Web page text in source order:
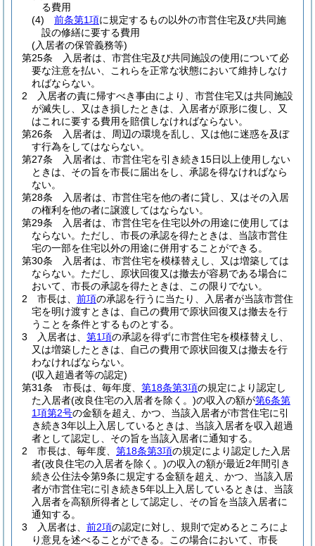
る費用
(4)
前条第1項に規定するもの以外の市営住宅及び共同施
設の修繕に要する費用
(入居者の保管義務等)
第25条
入居者は、市営住宅及び共同施設の使用について必
要な注意を払い、これらを正常な状態において維持しなけ
ればならない。
2
入居者の責に帰すべき事由により、市営住宅又は共同施設
が滅失し、又はき損したときは、入居者が原形に復し、又
はこれに要する費用を賠償しなければならない。
第26条
入居者は、周辺の環境を乱し、又は他に迷惑を及ぼ
す行為をしてはならない。
第27条
入居者は、市営住宅を引き続き15日以上使用しない
ときは、その旨を市長に届出をし、承認を得なければなら
ない。
第28条
入居者は、市営住宅を他の者に貸し、又はその入居
の権利を他の者に譲渡してはならない。
第29条
入居者は、市営住宅を住宅以外の用途に使用しては
ならない。 ただし、市長の承認を得たときは、当該市営住
宅の一部を住宅以外の用途に併用することができる。
第30条
入居者は、市営住宅を模様替えし、又は増築しては
ならない。 ただし、原状回復又は撤去が容易である場合に
おいて、市長の承認を得たときは、この限りでない。
2
市長は、 前項の承認を行うに当たり、入居者が当該市営住
宅を明け渡すときは、自己の費用で原状回復又は撤去を行
うことを条件とするものとする。
3
入居者は、 第1項の承認を得ずに市営住宅を模様替えし、
又は増築したときは、自己の費用で原状回復又は撤去を行
わなければならない。
(収入超過者等の認定)
第31条
市長は、毎年度、 第18条第3項の規定により認定し
た入居者(改良住宅の入居者を除く。)の収入の額が第6条第
1項第2号の金額を超え、かつ、当該入居者が市営住宅に引
き続き3年以上入居しているときは、当該入居者を収入超過
者として認定し、その旨を当該入居者に通知する。
2
市長は、毎年度、 第18条第3項の規定により認定した入居
者(改良住宅の入居者を除く。)の収入の額が最近2年間引き
続き公住法令第9条に規定する金額を超え、かつ、当該入居
者が市営住宅に引き続き5年以上入居しているときは、当該
入居者を高額所得者として認定し、その旨を当該入居者に
通知する。
3
入居者は、 前2項の認定に対し、規則で定めるところによ
り意見を述べることができる。
この場合において、市長